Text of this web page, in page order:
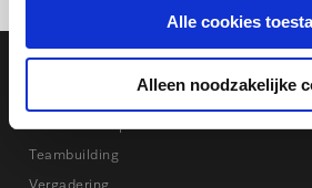
Alle cookies
Alleen noodzakelijke
Mogelijkheden
Kookworkshop
Teambuilding